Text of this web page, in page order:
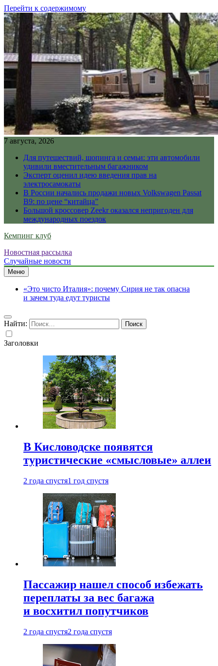
Перейти к содержимому
7 августа, 2026
Для путешествий, шопинга и семьи: эти автомобили
удивили вместительным багажником
Эксперт оценил идею введения прав на
электросамокаты
В России начались продажи новых Volkswagen Passat
B9: по цене “китайца”
Большой кроссовер Zeekr оказался непригоден для
международных поездок
Кемпинг клуб
Новостная рассылка
Случайные новости
Меню
«Это чисто Италия»: почему Сирия не так опасна
и зачем туда едут туристы
Найти:
Заголовки
В Кисловодске появятся
туристические «смысловые» аллеи
2 года спустя1 год спустя
Пассажир нашел способ избежать
переплаты за вес багажа
и восхитил попутчиков
2 года спустя2 года спустя